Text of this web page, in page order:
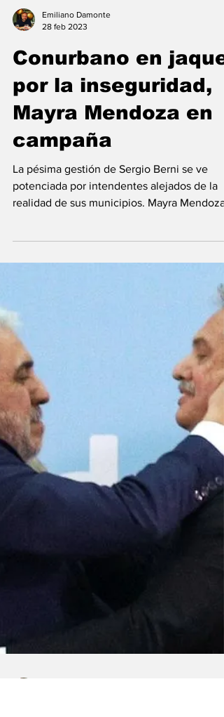
Emiliano Damonte
28 feb 2023
Conurbano en jaque
por la inseguridad,
Mayra Mendoza en
campaña
realidad de sus municipios. Mayra Mendoza